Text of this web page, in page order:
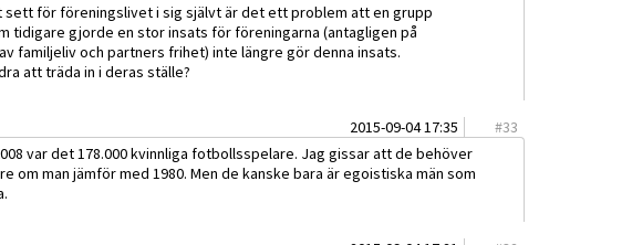
sett för föreningslivet i sig självt är det ett problem att en grupp
tidigare gjorde en stor insats för föreningarna (antagligen på
familjeliv och partners frihet) inte längre gör denna insats.
att träda in i deras ställe?
2015-09-04 17:35 #33
var det 178.000 kvinnliga fotbollsspelare. Jag gissar att de behöver
om man jämför med 1980. Men de kanske bara är egoistiska män som